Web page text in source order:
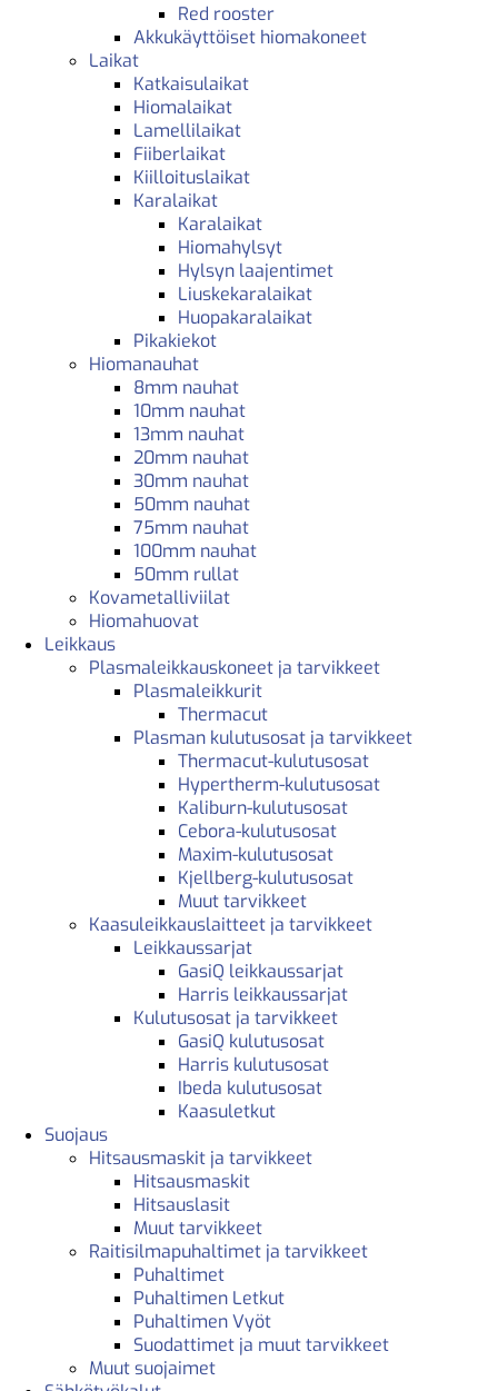
Red rooster
Akkukäyttöiset hiomakoneet
Laikat
Katkaisulaikat
Hiomalaikat
Lamellilaikat
Fiiberlaikat
Kiilloituslaikat
Karalaikat
Karalaikat
Hiomahylsyt
Hylsyn laajentimet
Liuskekaralaikat
Huopakaralaikat
Pikakiekot
Hiomanauhat
8mm nauhat
10mm nauhat
13mm nauhat
20mm nauhat
30mm nauhat
50mm nauhat
75mm nauhat
100mm nauhat
50mm rullat
Kovametalliviilat
Hiomahuovat
Leikkaus
Plasmaleikkauskoneet ja tarvikkeet
Plasmaleikkurit
Thermacut
Plasman kulutusosat ja tarvikkeet
Thermacut-kulutusosat
Hypertherm-kulutusosat
Kaliburn-kulutusosat
Cebora-kulutusosat
Maxim-kulutusosat
Kjellberg-kulutusosat
Muut tarvikkeet
Kaasuleikkauslaitteet ja tarvikkeet
Leikkaussarjat
GasiQ leikkaussarjat
Harris leikkaussarjat
Kulutusosat ja tarvikkeet
GasiQ kulutusosat
Harris kulutusosat
Ibeda kulutusosat
Kaasuletkut
Suojaus
Hitsausmaskit ja tarvikkeet
Hitsausmaskit
Hitsauslasit
Muut tarvikkeet
Raitisilmapuhaltimet ja tarvikkeet
Puhaltimet
Puhaltimen Letkut
Puhaltimen Vyöt
Suodattimet ja muut tarvikkeet
Muut suojaimet